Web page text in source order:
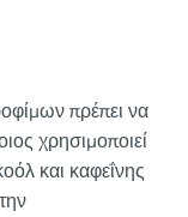
πρέπει να
χρησιμοποιεί
και καφεΐνης